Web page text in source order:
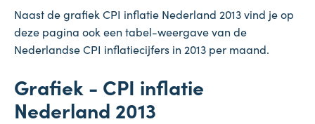
Naast de grafiek CPI inflatie Nederland 2013 vind je op
deze pagina ook een tabel-weergave van de
Nederlandse CPI inflatiecijfers in 2013 per maand.
Grafiek - CPI inflatie
Nederland 2013